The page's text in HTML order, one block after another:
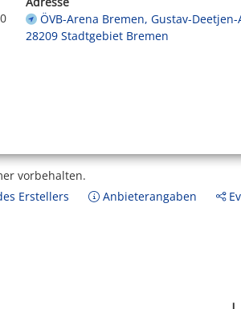
ÖVB-Arena Bremen, Gustav-Deetjen-
28209 Stadtgebiet Bremen
vorbehalten.
Erstellers Anbieterangaben